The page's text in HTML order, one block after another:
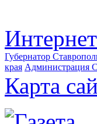
Губернатор
края Администрация
Карта